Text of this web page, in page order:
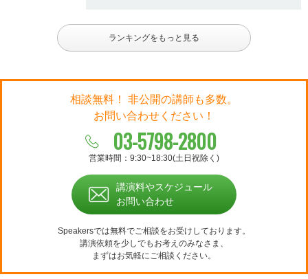
ランキングをもっと見る
相談無料！ 非公開の講師も多数。
お問い合わせください！
03-5798-2800
営業時間：9:30~18:30(土日祝除く)
講演料やスケジュール
お問い合わせ
Speakersでは無料でご相談をお受けしております。
講演依頼を少しでもお考えのみなさま、
まずはお気軽にご相談ください。